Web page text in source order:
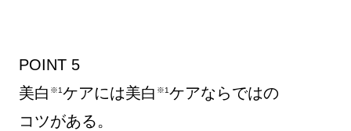
POINT 5
美白 ※1ケアには美白 ※1ケアならではの
コツがある。